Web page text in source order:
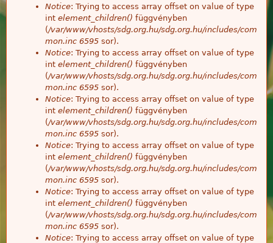
Notice: Trying to access array offset on value of type
int element_children() függvényben
(/var/www/vhosts/sdg.org.hu/sdg.org.hu/includes/com
mon.inc 6595 sor).
Notice: Trying to access array offset on value of type
int element_children() függvényben
(/var/www/vhosts/sdg.org.hu/sdg.org.hu/includes/com
mon.inc 6595 sor).
Notice: Trying to access array offset on value of type
int element_children() függvényben
(/var/www/vhosts/sdg.org.hu/sdg.org.hu/includes/com
mon.inc 6595 sor).
Notice: Trying to access array offset on value of type
int element_children() függvényben
(/var/www/vhosts/sdg.org.hu/sdg.org.hu/includes/com
mon.inc 6595 sor).
Notice: Trying to access array offset on value of type
int element_children() függvényben
(/var/www/vhosts/sdg.org.hu/sdg.org.hu/includes/com
mon.inc 6595 sor).
Notice: Trying to access array offset on value of type